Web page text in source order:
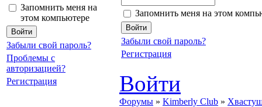
Запомнить меня на
этом компьютере
Забыли свой пароль?
Проблемы с
авторизацией?
Регистрация
Запомнить меня на этом
Забыли свой пароль?
Регистрация
Войти
Форумы » Kimberly Club »